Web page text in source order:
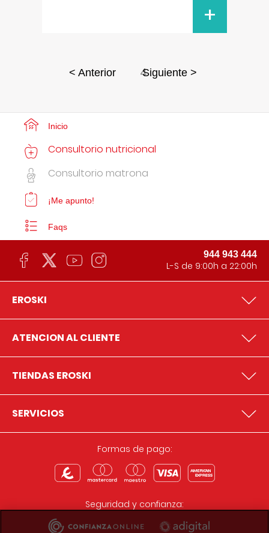
+
< Anterior 4
Siguiente >
Inicio
Consultorio nutricional
Consultorio matrona
¡Me apunto!
Faqs
944 943 444
L-S de 9:00h a 22:00h
EROSKI
ATENCION AL CLIENTE
TIENDAS EROSKI
SERVICIOS
Formas de pago:
Seguridad y confianza: